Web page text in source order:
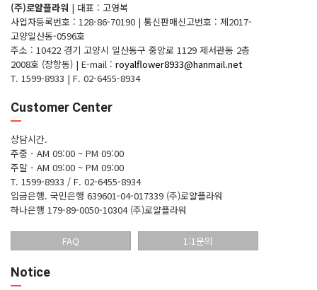
(주)로얄플라워 | 대표 : 고영복
사업자등록번호 : 128-86-70190 | 통신판매신고번호 : 제2017-
고양일산동-0596호
주소 : 10422 경기 고양시 일산동구 중앙로 1129 제서관동 2층
2008호 (장항동) | E-mail : royalflower8933@hanmail.net
T. 1599-8933 | F. 02-6455-8934
Customer Center
상담시간.
주중 - AM 09:00 ~ PM 09:00
주말 - AM 09:00 ~ PM 09:00
T. 1599-8933 / F. 02-6455-8934
입금은행. 국민은행 639601-04-017339 (주)로얄플라워
하나은행 179-89-0050-10304 (주)로얄플라워
FAQ 1:1문의
Notice